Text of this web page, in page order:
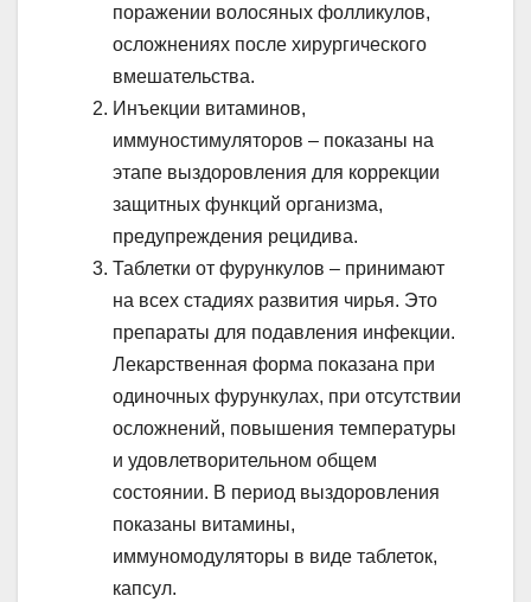
поражении волосяных фолликулов,
осложнениях после хирургического
вмешательства.
Инъекции витаминов,
иммуностимуляторов – показаны на
этапе выздоровления для коррекции
защитных функций организма,
предупреждения рецидива.
Таблетки от фурункулов – принимают
на всех стадиях развития чирья. Это
препараты для подавления инфекции.
Лекарственная форма показана при
одиночных фурункулах, при отсутствии
осложнений, повышения температуры
и удовлетворительном общем
состоянии. В период выздоровления
показаны витамины,
иммуномодуляторы в виде таблеток,
капсул.